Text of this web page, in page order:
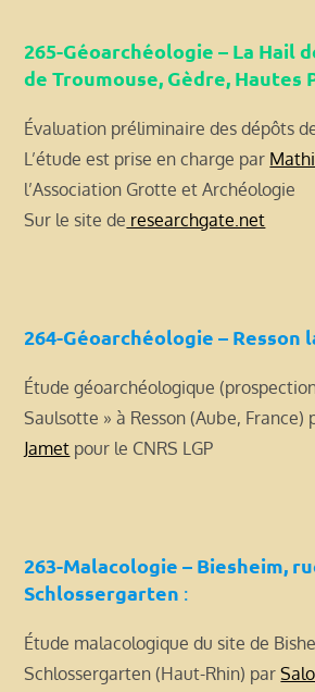
265-Géoarchéologie – La Hail
de Troumouse, Gèdre, Hautes
Évaluation préliminaire des dépôts
L’étude est prise en charge par
l’Association Grotte et Archéologie
Sur le site de researchgate.net
264-Géoarchéologie – Resson
Étude géoarchéologique
Saulsotte » à Resson (Aube, France)
Jamet pour le CNRS LGP
263-Malacologie – Biesheim,
Schlossergarten :
Étude malacologique du site de
Schlossergarten (Haut-Rhin) par